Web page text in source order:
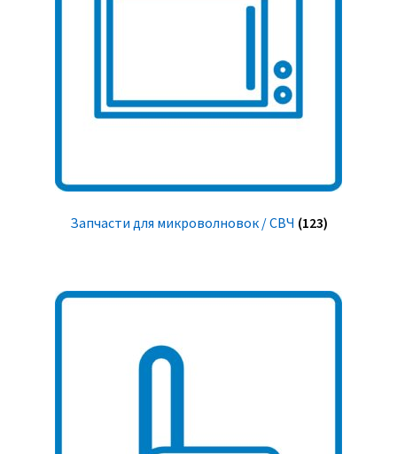
Запчасти для микроволновок / СВЧ (123)